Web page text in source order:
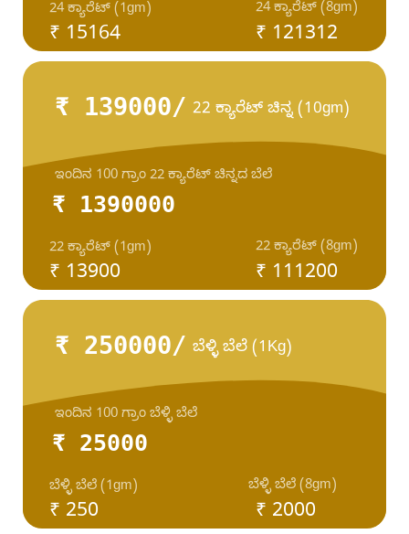
₹ 15164
24 ಕ್ಯಾರೆಟ್ (1gm) 24 ಕ್ಯಾರೆಟ್ (8gm)
₹ 121312
₹ 139000/ 22 ಕ್ಯಾರೆಟ್ ಚಿನ್ನ (10gm)
₹ 1390000
₹ 13900
22 ಕ್ಯಾರೆಟ್ (1gm) 22 ಕ್ಯಾರೆಟ್ (8gm)
ಇಂದಿನ 100 ಗ್ರಾಂ 22 ಕ್ಯಾರೆಟ್ ಚಿನ್ನದ ಬೆಲೆ
₹ 111200
₹ 250000/ ಬೆಳ್ಳಿ ಬೆಲೆ (1Kg)
₹ 25000
₹ 250
ಬೆಳ್ಳಿ ಬೆಲೆ (1gm) ಬೆಳ್ಳಿ ಬೆಲೆ (8gm)
ಇಂದಿನ 100 ಗ್ರಾಂ ಬೆಳ್ಳಿ ಬೆಲೆ
₹ 2000